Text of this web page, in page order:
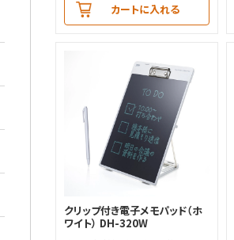
カートに入れる
クリップ付き電子メモパッド（ホ
ワイト） DH-320W